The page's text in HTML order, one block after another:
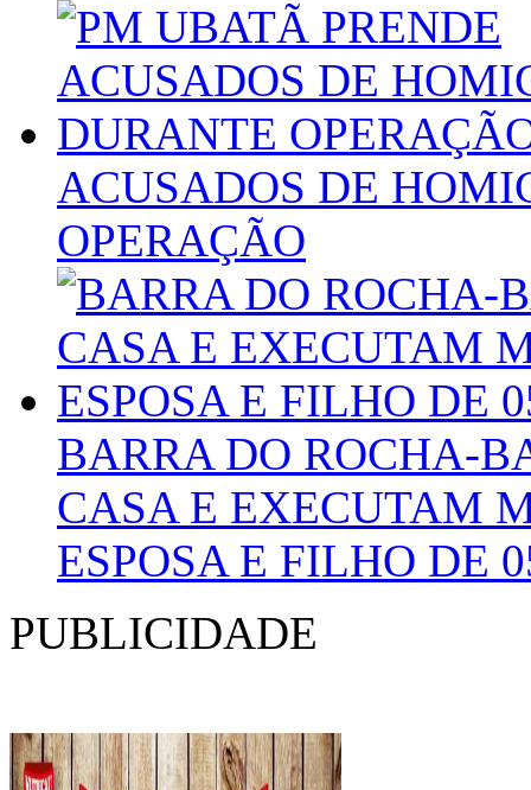
ACUSADOS DE
OPERAÇÃO
BARRA DO ROCHA-
CASA E EXECUTAM
ESPOSA E FILHO DE
PUBLICIDADE